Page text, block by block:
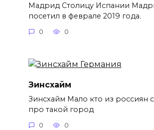
Мадрид Столицу Испании
посетил в феврале 2019 года.
0 0
Зинсхайм
Зинсхайм Мало кто из россиян
про такой город
0 0